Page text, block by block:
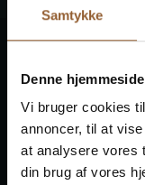
Samtykke
Denne
Vi bruger cookies
annoncer, til at
at analysere vores
din brug af vores